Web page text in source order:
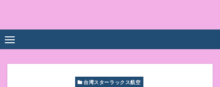
content
数UPｽｸｰﾙ
台湾スターラックス航空